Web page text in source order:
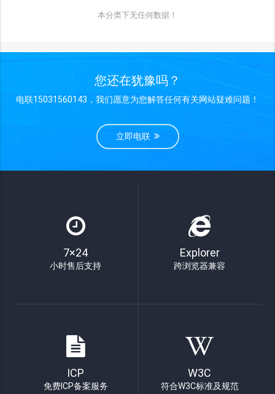
本分类下无任何数据！
您还在犹豫吗？
电联15031560143，我们愿意为您解答任何有关网站疑难问题！
立即电联
7×24
小时售后支持
Explorer
跨浏览器兼容
ICP
免费ICP备案服务
W3C
符合W3C标准及规范